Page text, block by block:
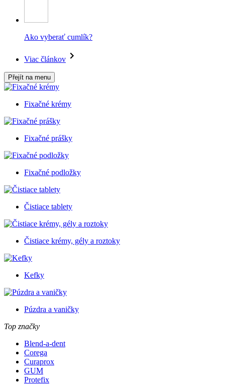
Ako vyberať cumlík?
Viac článkov
Přejít na menu
Fixačné krémy
Fixačné prášky
Fixačné podložky
Čistiace tablety
Čistiace krémy, gély a roztoky
Kefky
Púzdra a vaničky
Top značky
Blend-a-dent
Corega
Curaprox
GUM
Protefix